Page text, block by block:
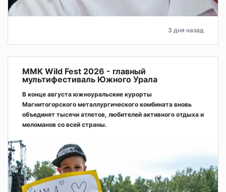
3 дня назад
ММК Wild Fest 2026 - главный
мультифестиваль Южного Урала
В конце августа южноуральские курорты
Магнитогорского металлургического комбината вновь
объединят тысячи атлетов, любителей активного отдыха и
меломанов со всей страны.